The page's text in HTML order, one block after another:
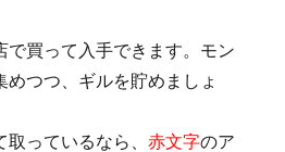
買って入手できます。モン
めつつ、ギルを貯めましょ
っているなら、赤文字のア